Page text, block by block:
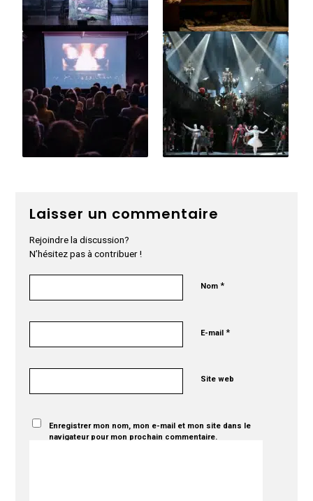
Laisser un commentaire
Rejoindre la discussion?
N’hésitez pas à contribuer !
Nom*
E-mail*
Site web
Enregistrer mon nom, mon e-mail et mon site dans le
navigateur pour mon prochain commentaire.